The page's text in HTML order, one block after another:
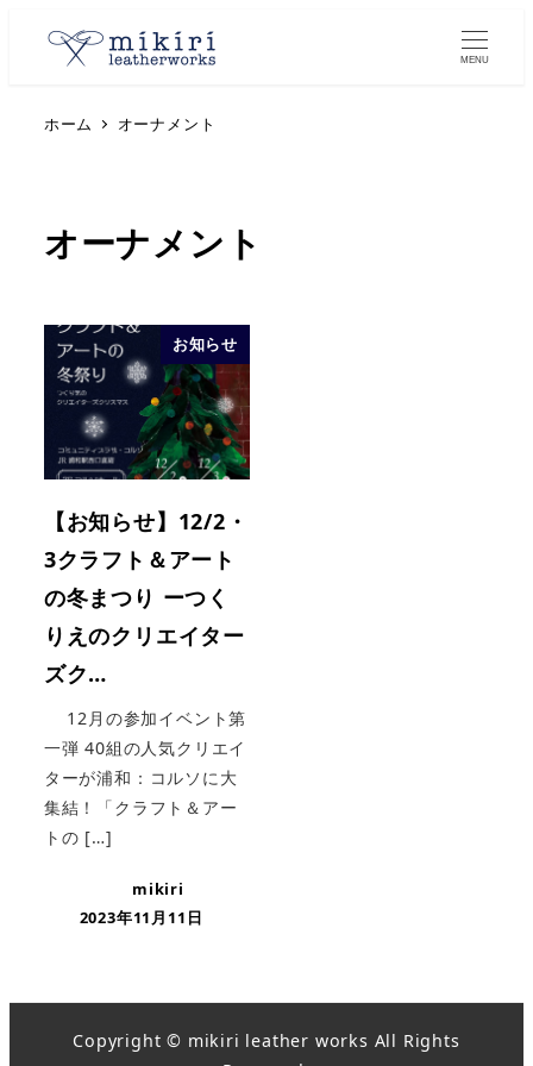
MENU
ホーム オーナメント
オーナメント
お知らせ
【お知らせ】12/2・
3クラフト＆アート
の冬まつり ーつく
りえのクリエイター
ズク…
12月の参加イベント第
一弾 40組の人気クリエイ
ターが浦和：コルソに大
集結！「クラフト＆アー
トの […]
mikiri
2023年11月11日
Copyright © mikiri leather works All Rights